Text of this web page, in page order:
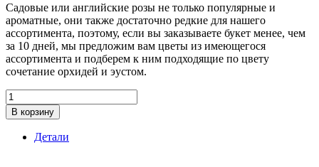
Садовые или английские розы не только популярные и
ароматные, они также достаточно редкие для нашего
ассортимента, поэтому, если вы заказываете букет менее, чем
за 10 дней, мы предложим вам цветы из имеющегося
ассортимента и подберем к ним подходящие по цвету
сочетание орхидей и эустом.
Количество
товара
Сборный
букет
В корзину
Детали